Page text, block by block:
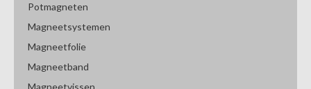
Potmagneten
Magneetsystemen
Magneetfolie
Magneetband